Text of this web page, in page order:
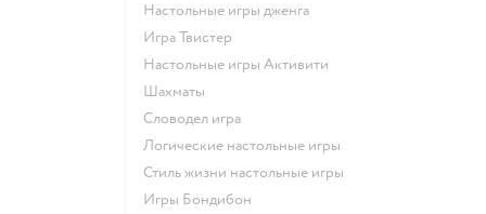
Настольные игры дженга
Игра Твистер
Настольные игры Активити
Шахматы
Словодел игра
Логические настольные игры
Стиль жизни настольные игры
Игры Бондибон